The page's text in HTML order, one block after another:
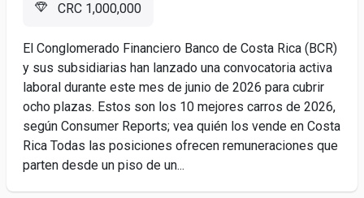
CRC 1,000,000
El Conglomerado Financiero Banco de Costa Rica (BCR)
y sus subsidiarias han lanzado una convocatoria activa
laboral durante este mes de junio de 2026 para cubrir
ocho plazas. Estos son los 10 mejores carros de 2026,
según Consumer Reports; vea quién los vende en Costa
Rica Todas las posiciones ofrecen remuneraciones que
parten desde un piso de un...